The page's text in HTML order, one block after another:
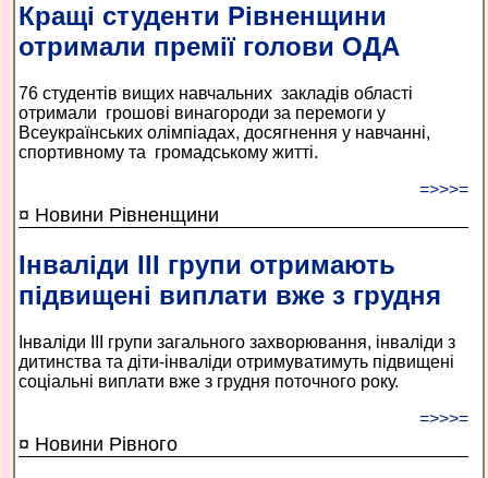
Кращі студенти Рівненщини
отримали премії голови ОДА
76 студентів вищих навчальних закладів області
отримали грошові винагороди за перемоги у
Всеукраїнських олімпіадах, досягнення у навчанні,
спортивному та громадському житті.
=>>>=
¤ Новини Рівненщини
Інваліди ІІІ групи отримають
підвищені виплати вже з грудня
Інваліди ІІІ групи загального захворювання, інваліди з
дитинства та діти-інваліди отримуватимуть підвищені
соціальні виплати вже з грудня поточного року.
=>>>=
¤ Новини Рівного